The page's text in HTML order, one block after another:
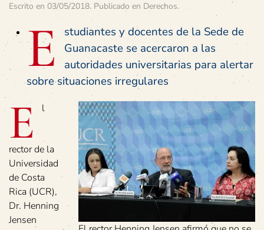
Escrito en 03/05/2018. Publicado en Derechos.
E
studiantes y docentes de la Sede de
Guanacaste se acercaron a las
autoridades universitarias para alertar
sobre situaciones irregulares
E l
rector de la
Universidad
de Costa
Rica (UCR),
Dr. Henning
Jensen